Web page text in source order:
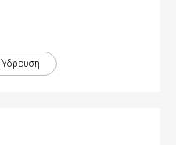
Ύδρευση